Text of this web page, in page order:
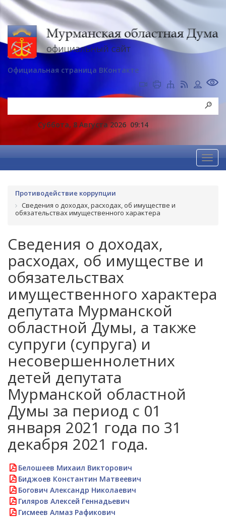
Официальная страница ВКонтакте
Суббота, 8 Августа 2026 09:14
Противодействие коррупции
Сведения о доходах, расходах, об имуществе и
обязательствах имущественного характера
Сведения о доходах,
расходах, об имуществе и
обязательствах
имущественного характера
депутата Мурманской
областной Думы, а также
супруги (супруга) и
несовершеннолетних
детей депутата
Мурманской областной
Думы за период с 01
января 2021 года по 31
декабря 2021 года.
Белошеев Михаил Викторович
Биджоев Константин Матвеевич
Богович Александр Николаевич
Гиляров Алексей Геннадьевич
Гисмеев Алмаз Рафикович